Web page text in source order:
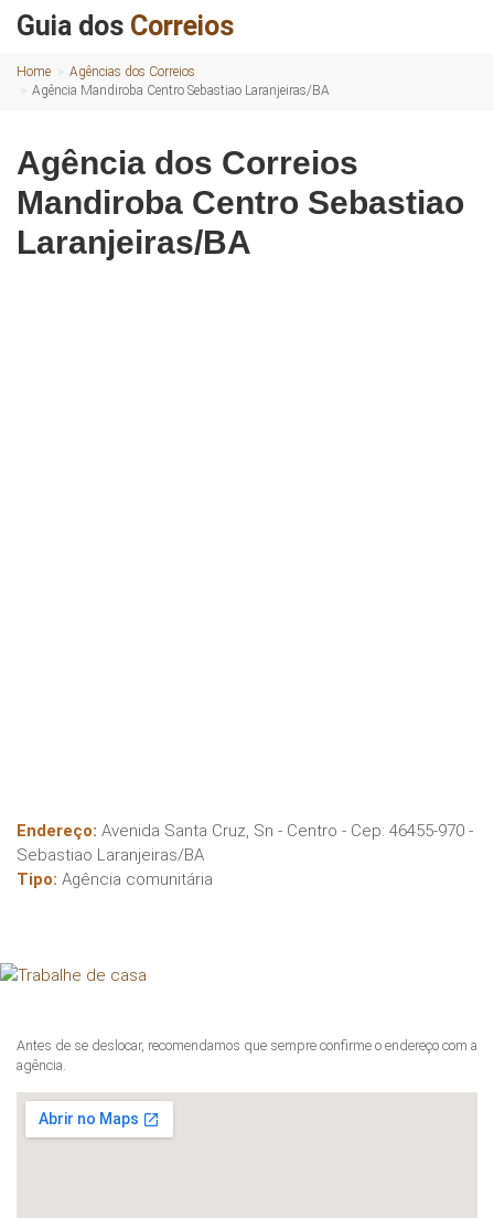
Guia dos Correios
Home
Agências dos Correios
Agência Mandiroba Centro Sebastiao Laranjeiras/BA
Agência dos Correios
Mandiroba Centro Sebastiao
Laranjeiras/BA
Endereço: Avenida Santa Cruz, Sn - Centro - Cep: 46455-970 -
Sebastiao Laranjeiras/BA
Tipo: Agência comunitária
Antes de se deslocar, recomendamos que sempre confirme o endereço com a
agência.